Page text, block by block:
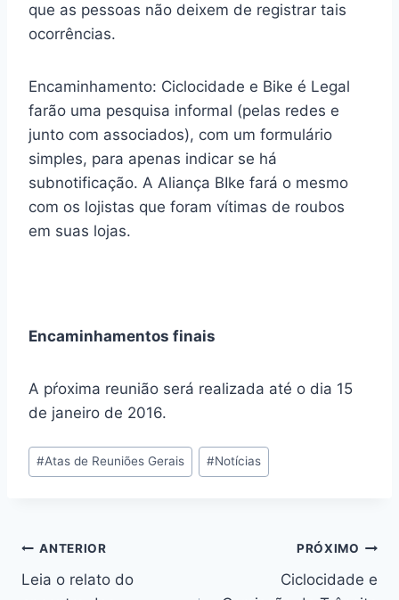
que as pessoas não deixem de registrar tais
ocorrências.
Encaminhamento: Ciclocidade e Bike é Legal
farão uma pesquisa informal (pelas redes e
junto com associados), com um formulário
simples, para apenas indicar se há
subnotificação. A Aliança BIke fará o mesmo
com os lojistas que foram vítimas de roubos
em suas lojas.
Encaminhamentos finais
A pŕoxima reunião será realizada até o dia 15
de janeiro de 2016.
Tags
do
#Atas de Reuniões Gerais #Notícias
Navegação
de
ANTERIOR
Leia o relato do
PRÓXIMO
Ciclocidade e